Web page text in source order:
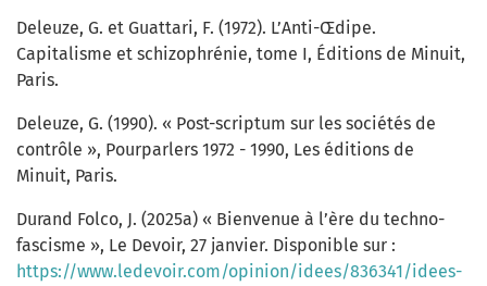
Deleuze, G. et Guattari, F. (1972). L’Anti-Œdipe.
Capitalisme et schizophrénie, tome I, Éditions de Minuit,
Paris.
Deleuze, G. (1990). « Post-scriptum sur les sociétés de
contrôle », Pourparlers 1972 - 1990, Les éditions de
Minuit, Paris.
Durand Folco, J. (2025a) « Bienvenue à l’ère du techno-
fascisme », Le Devoir, 27 janvier. Disponible sur :
https://www.ledevoir.com/opinion/idees/836341/idees-